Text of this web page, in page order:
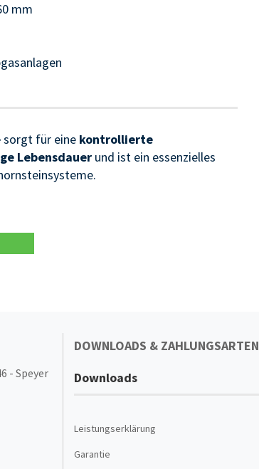
mm
sorgt für eine kontrollierte
Lebensdauerund ist ein essenzielles
- Speyer
DOWNLOADS & ZAHLUNGSARTEN
Downloads
Leistungserklärung
Garantie